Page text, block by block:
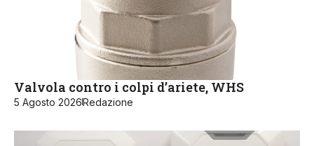
Valvola contro i colpi d’ariete, WHS
5 Agosto 2026Redazione